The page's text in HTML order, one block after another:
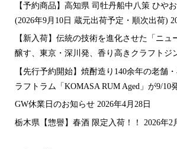
【予約商品】高知県 司牡丹船中八策 ひや
(2026年9月10日 蔵元出荷予定・順次出荷)
【新入荷】伝統の技術を進化させた「ニュ
醸す、東京・深川発、香り高きクラフトジ
【先行予約開始】焼酎造り140余年の老舗
ラフトラム「KOMASA RUM Aged」が9/10
GW休業日のお知らせ 2026年4月28日
栃木県【惣譽】春酒 限定入荷！！ 2026年2